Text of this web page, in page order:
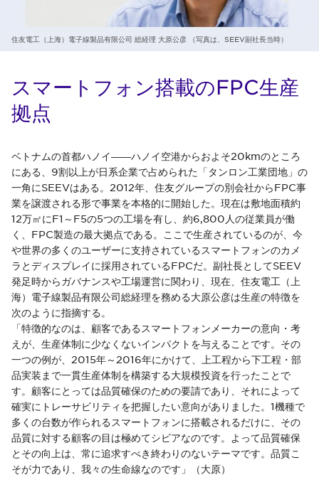
住友電工（上海）電子線製品有限公司 総経理 大原公彦 （写真は、SEEV副社長当時）
スマートフォン搭載のFPC生産
拠点
ベトナムの首都ハノイ――ハノイ空港からおよそ20kmのところ
にある、9割以上が日系企業で占められた「タンロン工業団地」の
一角にSEEVはある。2012年、住友グループの別会社からFPC事
業を譲渡される形で事業を本格的に開始した。現在は敷地面積約
12万㎡にF1～F5の5つの工場を有し、約6,800人の従業員が働
く、FPC製造の最大拠点である。ここで生産されているのが、今
や世界の多くのユーザーに支持されているスマートフォンのカメ
ラとディスプレイに採用されているFPCだ。副社長としてSEEV
発足時からガバナンスや工場運営に関わり、現在、住友電工（上
海）電子線製品有限公司総経理を務める大原公彦は生産の特徴を
次のように指摘する。
「特徴的なのは、顧客であるスマートフォンメーカーの意向・考
えが、生産体制に少なくないインパクトを与えることです。その
一つの例が、2015年～2016年にかけて、上工程から下工程・部
品実装まで一貫生産体制を構築する大規模投資を行ったことで
す。顧客にとっては品質確保のための要請であり、それによって
確実にトレーサビリティを把握したい意向がありました。1機種で
多くの台数が作られるスマートフォンに搭載されるだけに、その
品質に対する顧客の目は極めてシビアなのです。よって品質確保
とその向上は、常に追求すべき終わりのないテーマです。品質こ
そが力であり、我々の生命線なのです」（大原）